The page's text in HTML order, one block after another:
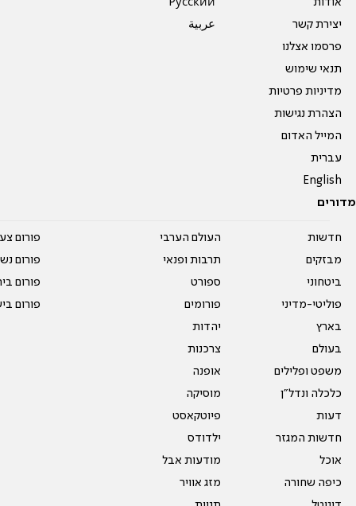
אודות
יצירת קשר
פרסמו אצלנו
תנאי שימוש
מדיניות פרטיות
הצהרת נגישות
המייל האדום
עברית
English
Pусский
عربية
מדורים
חדשות
מבזקים
ביטחוני
פוליטי-מדיני
בארץ
בעולם
משפט ופלילים
כלכלה ונדל"ן
דעות
חדשות המגזר
אוכל
כיפה שחורה
העולם הערבי
תרבות ופנאי
ספורט
פורומים
יהדות
צרכנות
אופנה
מוסיקה
פיוטקאסט
ילדודס
מודעות אבל
מזג אוויר
פורום
פורום
פורום
פורום